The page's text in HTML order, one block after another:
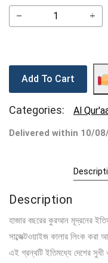
Add To Cart
Categories: Al
Delivered within 10/
Description
হাজার বছরের কুরআন মূদ্রনের
সাব্জেক্টওয়াইজ কালার লিংক
এই গ্রন্থটি ইতিমধ্যে দেশের